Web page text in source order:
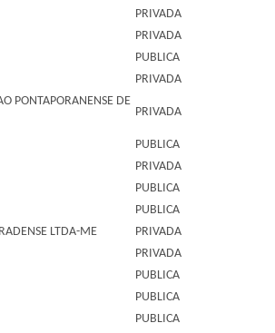
PRIVADA
PRIVADA
PUBLICA
PRIVADA
PONTAPORANENSE DE
PRIVADA
PUBLICA
PRIVADA
PUBLICA
PUBLICA
LTDA-ME PRIVADA
PRIVADA
PUBLICA
PUBLICA
PUBLICA